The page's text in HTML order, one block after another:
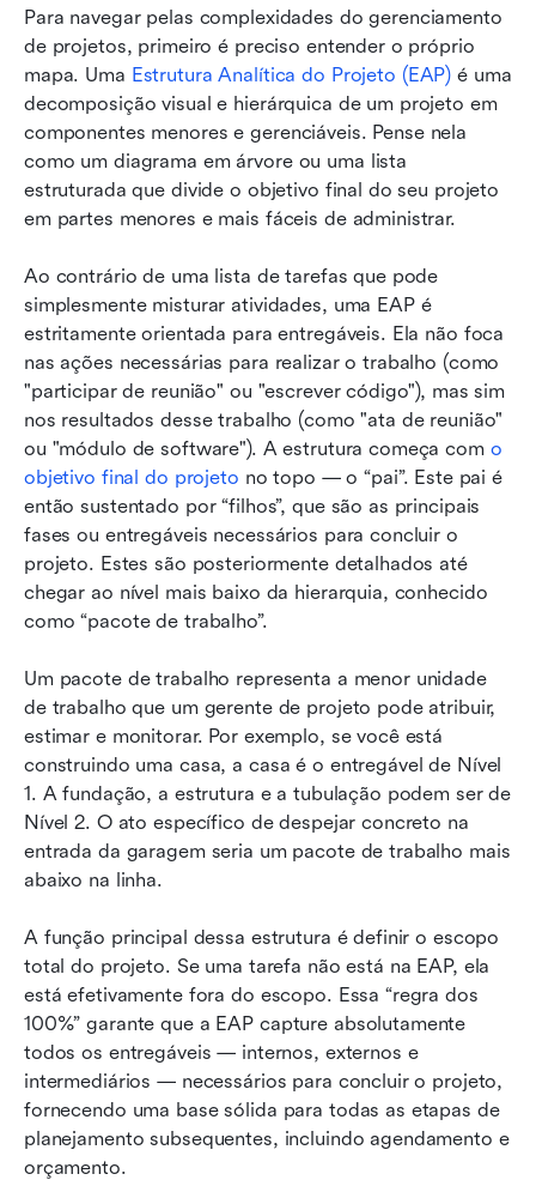
Para navegar pelas complexidades do gerenciamento
de projetos, primeiro é preciso entender o próprio
mapa. Uma Estrutura Analítica do Projeto (EAP) é uma
decomposição visual e hierárquica de um projeto em
componentes menores e gerenciáveis. Pense nela
como um diagrama em árvore ou uma lista
estruturada que divide o objetivo final do seu projeto
em partes menores e mais fáceis de administrar.
Ao contrário de uma lista de tarefas que pode
simplesmente misturar atividades, uma EAP é
estritamente orientada para entregáveis. Ela não foca
nas ações necessárias para realizar o trabalho (como
"participar de reunião" ou "escrever código"), mas sim
nos resultados desse trabalho (como "ata de reunião"
ou "módulo de software"). A estrutura começa com o
objetivo final do projeto no topo — o “pai”. Este pai é
então sustentado por “filhos”, que são as principais
fases ou entregáveis necessários para concluir o
projeto. Estes são posteriormente detalhados até
chegar ao nível mais baixo da hierarquia, conhecido
como “pacote de trabalho”.
Um pacote de trabalho representa a menor unidade
de trabalho que um gerente de projeto pode atribuir,
estimar e monitorar. Por exemplo, se você está
construindo uma casa, a casa é o entregável de Nível
1. A fundação, a estrutura e a tubulação podem ser de
Nível 2. O ato específico de despejar concreto na
entrada da garagem seria um pacote de trabalho mais
abaixo na linha.
A função principal dessa estrutura é definir o escopo
total do projeto. Se uma tarefa não está na EAP, ela
está efetivamente fora do escopo. Essa “regra dos
100%” garante que a EAP capture absolutamente
todos os entregáveis — internos, externos e
intermediários — necessários para concluir o projeto,
fornecendo uma base sólida para todas as etapas de
planejamento subsequentes, incluindo agendamento e
orçamento.